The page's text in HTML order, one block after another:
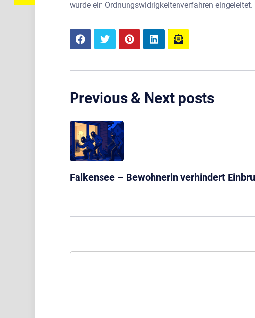
wurde ein Ordnungswidrigkeitenverfahren eingeleitet.
Previous & Next posts
Falkensee – Bewohnerin verhindert